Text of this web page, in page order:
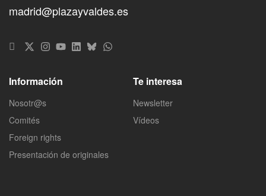
madrid@plazayvaldes.es
Información
Nosotr@s
Comités
Foreign rights
Presentación de originales
Te interesa
Newsletter
Vídeos